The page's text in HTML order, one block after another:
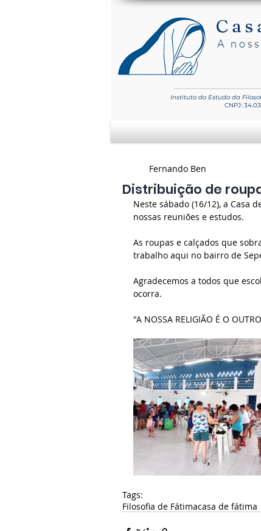
A
Instituto do Estudo da
CNPJ:
Distribuição de
Fernando Ben
Neste sábado (16/12), a Casa
nossas reuniões e estudos.
As roupas e calçados que
trabalho aqui no bairro de
Agradecemos a todos que
ocorra.
"A NOSSA RELIGIÃO É O
Tags:
Filosofia de Fátimacasa de fátima